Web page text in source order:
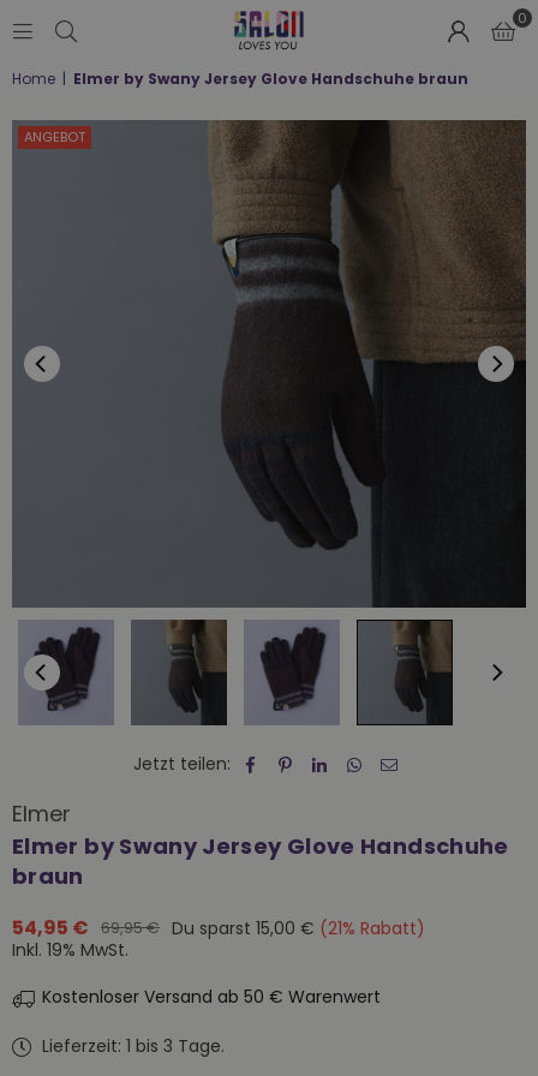
LOVES
;-)
0
Home | Elmer by Swany Jersey Glove Handschuhe braun
ANGEBOT
Jetzt teilen:
Elmer
Elmer by Swany Jersey Glove Handschuhe
braun
Normaler
Preis
54,95 € 69,95 € Du sparst 15,00 € (21% Rabatt)
Inkl. 19% MwSt.
Kostenloser Versand ab 50 € Warenwert
Lieferzeit: 1 bis 3 Tage.